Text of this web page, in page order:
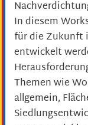
In diesem
für die Zukunft
entwickelt
Themen wie
allgemein,